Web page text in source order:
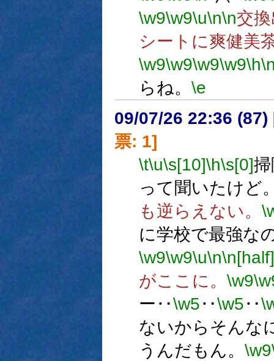
\w9\w9\u\n\n交
シートに爽健美
\w9\w9\w9\w9\h
らね。 \e
09/07/26 22:36 (87)
票: 1]
\t\u\s[10]\h\s[0]
って聞いたけど
も逆らえない。
に学校で最強な
\w9\w9\u\n\n[half]
がここに。 \w9
ー‥\w5‥\w5‥
ないからそんな
うんだもん。 \w9